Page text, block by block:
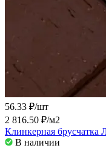
56.33 ₽/шт
2 816.50 ₽/м2
Клинкерная
В наличии